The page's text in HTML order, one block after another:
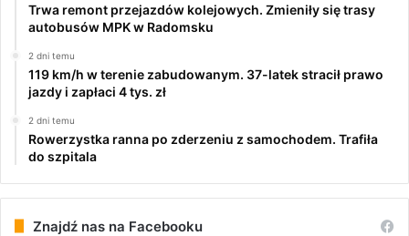
Trwa remont przejazdów kolejowych. Zmieniły się trasy
autobusów MPK w Radomsku
2 dni temu
119 km/h w terenie zabudowanym. 37-latek stracił prawo
jazdy i zapłaci 4 tys. zł
2 dni temu
Rowerzystka ranna po zderzeniu z samochodem. Trafiła
do szpitala
Znajdź nas na Facebooku